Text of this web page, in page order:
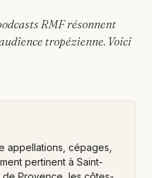
RMF résonnent
tropézienne. Voici
appellations, cépages,
pertinent à Saint-